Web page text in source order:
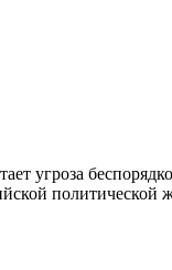
угроза
политической